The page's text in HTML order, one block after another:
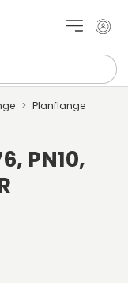
Mit
Planflange
PN10,